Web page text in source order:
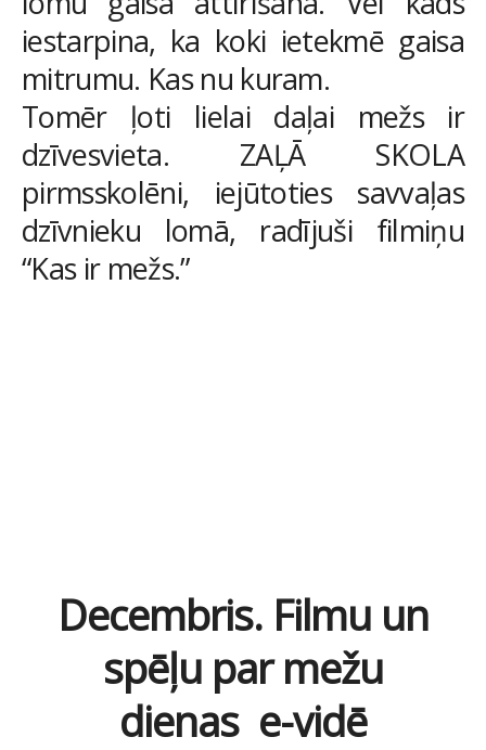
iestarpina, ka koki ietekmē gaisa
mitrumu. Kas nu kuram.
Tomēr ļoti lielai daļai mežs ir
dzīvesvieta. ZAĻĀ SKOLA
pirmsskolēni, iejūtoties savvaļas
dzīvnieku lomā, radījuši filmiņu
“Kas ir mežs.”
Decembris. Filmu un
spēļu par mežu
dienas e-vidē